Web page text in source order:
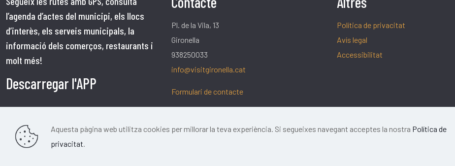
l’agenda d’actes del municipi, els llocs
d’interès, els serveis municipals, la
informació dels comerços, restaurants i
molt més!
Descarregar l'APP
Pl. de la Vila, 13
Gironella
938250033
info@visitgironella.cat
Formulari de contacte
Política de privacitat
Avís legal
Accessibilitat
Pàgina oficial de turisme de Gironella
Aquesta pàgina web utilitza cookies per millorar la teva experiència. Si segueixes navegant acceptes la nostra Política de
privacitat.